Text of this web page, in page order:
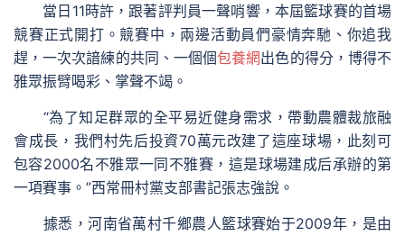
當日11時許，跟著評判員一聲哨響，本屆籃球賽的首場
競賽正式開打。競賽中，兩邊活動員們豪情奔馳、你追我
趕，一次次諳練的共同、一個個包養網出色的得分，博得不
雅眾振臂喝彩、掌聲不竭。
“為了知足群眾的全平易近健身需求，帶動農體裁旅融
會成長，我們村先后投資70萬元改建了這座球場，此刻可
包容2000名不雅眾一同不雅賽，這是球場建成后承辦的第
一項賽事。”西常冊村黨支部書記張志強說。
據悉，河南省萬村千鄉農人籃球賽始于2009年，是由